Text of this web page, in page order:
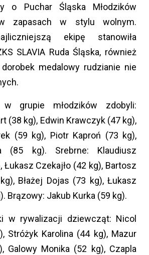
o Puchar Śląska Młodzików
zapasach w stylu wolnym.
ekipę stanowiła
SLAVIA Ruda Śląska, również
medalowy rudzianie nie
w grupie młodzików zdobyli:
(38 kg), Edwin Krawczyk (47 kg),
(59 kg), Piotr Kaproń (73 kg),
(85 kg). Srebrne: Klaudiusz
Łukasz Czekajło (42 kg), Bartosz
Błażej Dojas (73 kg), Łukasz
Brązowy: Jakub Kurka (59 kg).
w rywalizacji dziewcząt: Nicol
Stróżyk Karolina (44 kg), Mazur
Galowy Monika (52 kg), Czapla